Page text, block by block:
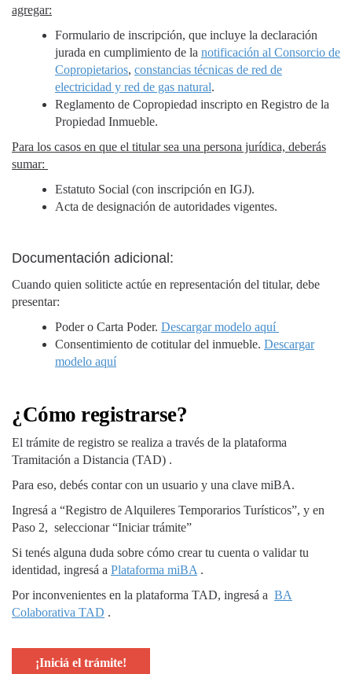
agregar:
Formulario de inscripción, que incluye la declaración
jurada en cumplimiento de la notificación al Consorcio de
Copropietarios, constancias técnicas de red de
electricidad y red de gas natural.
Reglamento de Copropiedad inscripto en Registro de la
Propiedad Inmueble.
Para los casos en que el titular sea una persona jurídica, deberás
sumar:
Estatuto Social (con inscripción en IGJ).
Acta de designación de autoridades vigentes.
Documentación adicional:
Cuando quien soliticte actúe en representación del titular, debe
presentar:
Poder o Carta Poder. Descargar modelo aquí
Consentimiento de cotitular del inmueble. Descargar
modelo aquí
¿Cómo registrarse?
El trámite de registro se realiza a través de la plataforma
Tramitación a Distancia (TAD) .
Para eso, debés contar con un usuario y una clave miBA.
Ingresá a “Registro de Alquileres Temporarios Turísticos”, y en
Paso 2, seleccionar “Iniciar trámite”
Si tenés alguna duda sobre cómo crear tu cuenta o validar tu
identidad, ingresá a Plataforma miBA .
Por inconvenientes en la plataforma TAD, ingresá a BA
Colaborativa TAD .
¡Iniciá el trámite!